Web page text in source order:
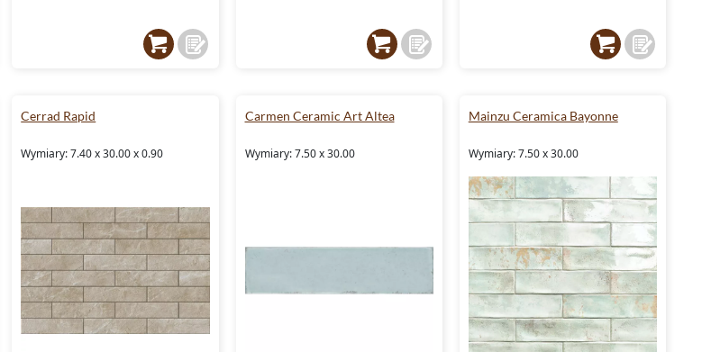
Cerrad Rapid
Wymiary: 7.40 x 30.00 x 0.90
Carmen Ceramic Art Altea
Wymiary: 7.50 x 30.00
Mainzu Ceramica Bayonne
Wymiary: 7.50 x 30.00